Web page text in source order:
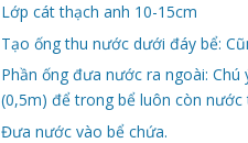
Lớp cát thạch anh 10-15cm
Tạo ống thu nước dưới đáy bể:
Phần ống đưa nước ra ngoài:
(0,5m) để trong bể luôn còn
Đưa nước vào bể chứa.